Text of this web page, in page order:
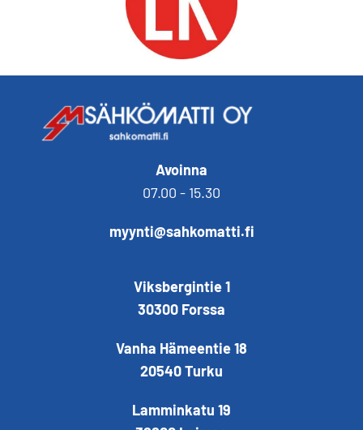
Avoinna
07.00 - 15.30
myynti@sahkomatti.fi
Viksbergintie 1
30300 Forssa
Vanha Hämeentie 18
20540 Turku
Lamminkatu 19